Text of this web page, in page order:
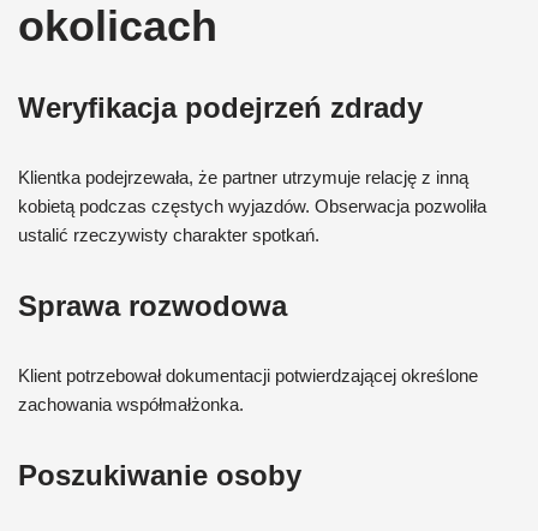
okolicach
Weryfikacja podejrzeń zdrady
Klientka podejrzewała, że partner utrzymuje relację z inną
kobietą podczas częstych wyjazdów. Obserwacja pozwoliła
ustalić rzeczywisty charakter spotkań.
Sprawa rozwodowa
Klient potrzebował dokumentacji potwierdzającej określone
zachowania współmałżonka.
Poszukiwanie osoby